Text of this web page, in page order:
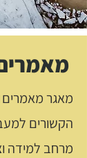
מאגר מאמרים
הקשורים
מרחב למידה